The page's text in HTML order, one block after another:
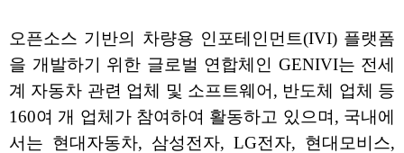
오픈소스 기반의 차량용 인포테인먼트(IVI) 플랫폼
을 개발하기 위한 글로벌 연합체인 GENIVI는 전세
계 자동차 관련 업체 및 소프트웨어, 반도체 업체 등
160여 개 업체가 참여하여 활동하고 있으며, 국내에
서는 현대자동차, 삼성전자, LG전자, 현대모비스,